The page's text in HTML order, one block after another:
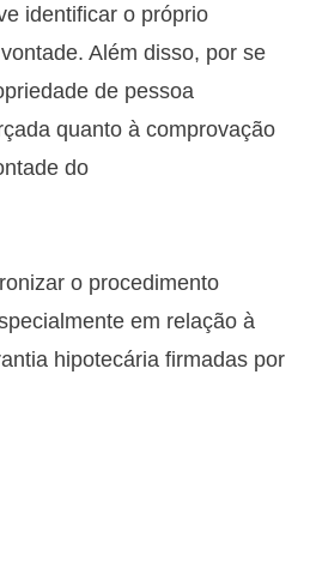
identificar o próprio
Além disso, por se
de pessoa
quanto à comprovação
do
o procedimento
em relação à
hipotecária firmadas por